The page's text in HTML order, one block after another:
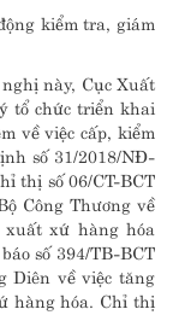
kiểm tra, giám
này, Cục Xuất
tổ chức triển khai
về việc cấp, kiểm
số 31/2018/NĐ-
thị số 06/CT-BCT
Công Thương về
xứ hàng hóa
số 394/TB-BCT
Diên về việc tăng
hàng hóa. Chỉ thị